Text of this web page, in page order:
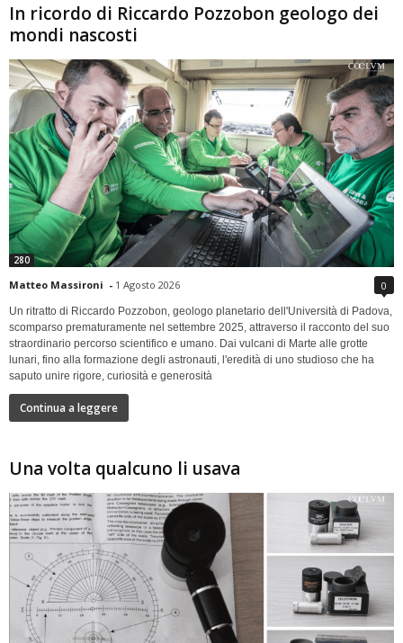
In ricordo di Riccardo Pozzobon geologo dei
mondi nascosti
280
Matteo Massironi - 1 Agosto 2026 0
Un ritratto di Riccardo Pozzobon, geologo planetario dell'Università di Padova,
scomparso prematuramente nel settembre 2025, attraverso il racconto del suo
straordinario percorso scientifico e umano. Dai vulcani di Marte alle grotte
lunari, fino alla formazione degli astronauti, l'eredità di uno studioso che ha
saputo unire rigore, curiosità e generosità
Continua a leggere
Una volta qualcuno li usava